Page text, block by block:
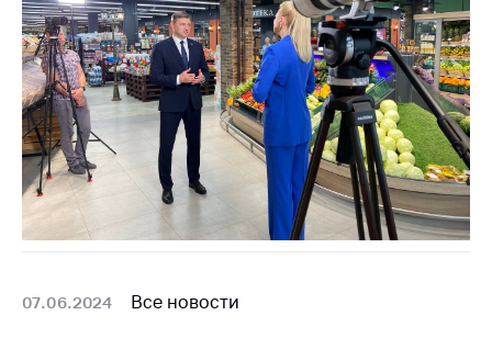
Защита
персональных
данных
Новости
Обратиться в МАРТ
Личный прием
граждан и юр. лиц
07.06.2024 Все новости